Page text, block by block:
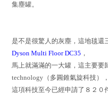
集塵罐。
是不是很驚人的灰塵，這地毯還
Dyson Multi Floor DC35 ，
馬上就滿滿的一大罐，這主要
technology（多圓錐氣旋科技），
這項科技至今已經申請了８２０